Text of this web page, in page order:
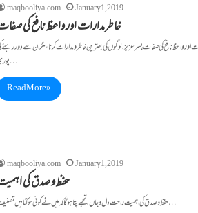
maqbooliya.com January 1, 2019
خاطرمدارات اور واعظ نافع کی
اور واعظ نافع کی صفات پسرعزیز! لوگوں کی بہترین خاطر و مدارات کرنا،مگر ان سے دور رہنے
پوری…
Read More »
maqbooliya.com January 1, 2019
حفظ و صدق کی
حفظ و صدق کی اہمیت راحت دل و جاں ! تجھے پتا ہو گا کہ میں نے کوئی سوکتابیں تصنیف…